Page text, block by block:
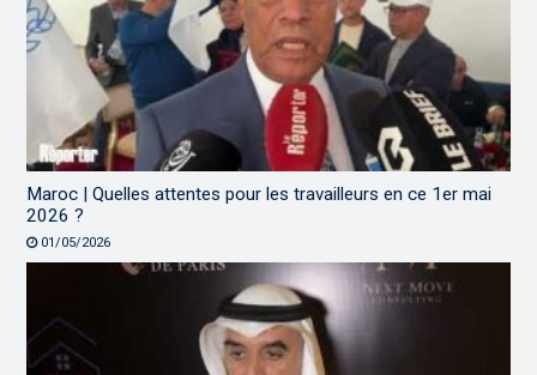
Maroc | Quelles attentes pour les travailleurs en ce 1er mai
2026 ?
01/05/2026